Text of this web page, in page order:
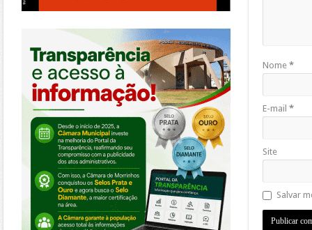
Nome *
E-mail *
Site
Salvar
https://morrinhos.go.leg.br/